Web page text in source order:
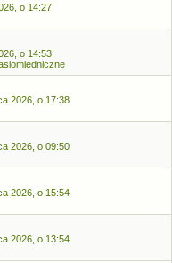
o 14:27
o 14:53
2026, o 17:38
2026, o 09:50
2026, o 15:54
2026, o 13:54